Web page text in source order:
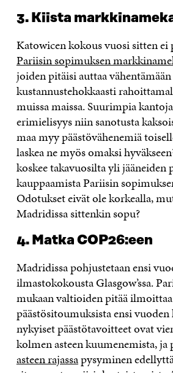
3. Kiista
Katowicen kokous vuosi sitten ei
Pariisin sopimuksen
joiden pitäisi auttaa
kustannustehokkaasti
muissa maissa. Suurimpia
erimielisyys niin sanotusta
maa myy päästövähenemiä
laskea ne myös omaksi
koskee takavuosilta yli jääneiden
kauppaamista Pariisin
Odotukset eivät ole korkealla,
Madridissa sittenkin sopu?
4. Matka COP26:een
Madridissa pohjustetaan ensi
ilmastokokousta Glasgow’ssa.
mukaan valtioiden pitää
päästösitoumuksista ensi vuoden
nykyiset päästötavoitteet ovat
kolmen asteen kuumenemista, ja
asteen rajassapysyminen